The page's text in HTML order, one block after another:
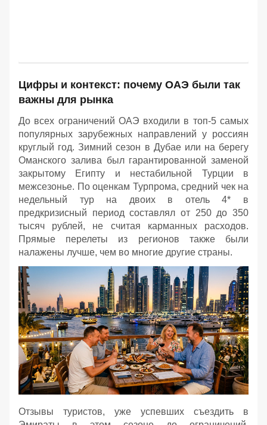
Цифры и контекст: почему ОАЭ были так
важны для рынка
До всех ограничений ОАЭ входили в топ-5 самых
популярных зарубежных направлений у россиян
круглый год. Зимний сезон в Дубае или на берегу
Оманского залива был гарантированной заменой
закрытому Египту и нестабильной Турции в
межсезонье. По оценкам Турпрома, средний чек на
недельный тур на двоих в отель 4* в
предкризисный период составлял от 250 до 350
тысяч рублей, не считая карманных расходов.
Прямые перелеты из регионов также были
налажены лучше, чем во многие другие страны.
Отзывы туристов, уже успевших съездить в